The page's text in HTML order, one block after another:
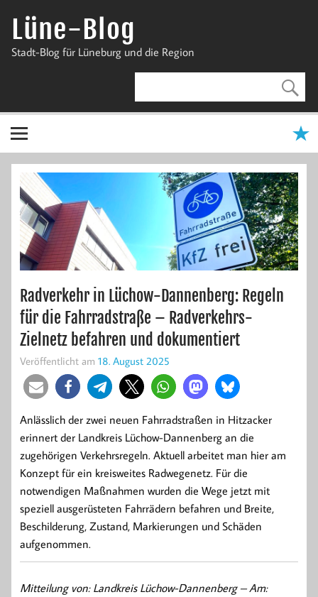
InhaltLüne-Blog
Stadt-Blog für Lüneburg und die Region
Radverkehr in Lüchow-Dannenberg: Regeln
für die Fahrradstraße – Radverkehrs-
Zielnetz befahren und dokumentiert
Veröffentlicht am 18. August 2025
Anlässlich der zwei neuen Fahrradstraßen in Hitzacker
erinnert der Landkreis Lüchow-Dannenberg an die
zugehörigen Verkehrsregeln. Aktuell arbeitet man hier am
Konzept für ein kreisweites Radwegenetz. Für die
notwendigen Maßnahmen wurden die Wege jetzt mit
speziell ausgerüsteten Fahrrädern befahren und Breite,
Beschilderung, Zustand, Markierungen und Schäden
aufgenommen.
Mitteilung von: Landkreis Lüchow-Dannenberg –Am: